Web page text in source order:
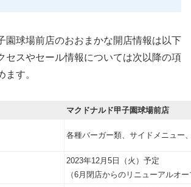
園球場前店のおおまかな開店情報は以下
セスやセール情報については次以降の項
ます。
マクドナルド甲子園球場前店
各種バーガー類、サイドメニュー
2023年12月5日（火）予定
（6月閉店からのリニューアルオ